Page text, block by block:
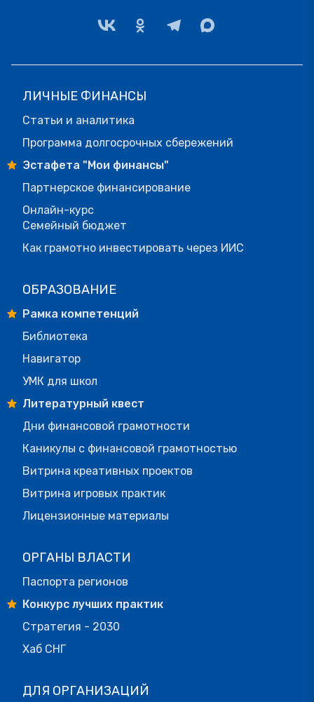
ЛИЧНЫЕ ФИНАНСЫ
Статьи и аналитика
Программа долгосрочных сбережений
Эстафета "Мои финансы"
Партнерское финансирование
Онлайн-курс
Семейный бюджет
Как грамотно инвестировать через ИИС
ОБРАЗОВАНИЕ
Рамка компетенций
Библиотека
Навигатор
УМК для школ
Литературный квест
Дни финансовой грамотности
Каникулы с финансовой грамотностью
Витрина креативных проектов
Витрина игровых практик
Лицензионные материалы
ОРГАНЫ ВЛАСТИ
Паспорта регионов
Конкурс лучших практик
Стратегия - 2030
Хаб СНГ
ДЛЯ ОРГАНИЗАЦИЙ